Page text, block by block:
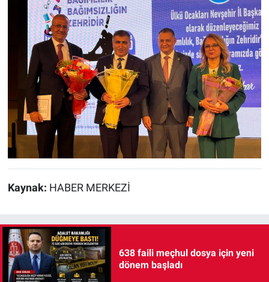
Kaynak: HABER MERKEZİ
638 faili meçhul dosya için yeni
dönem başladı